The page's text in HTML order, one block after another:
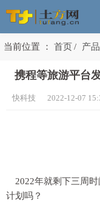
当前位置 ： 首页/ 产
携程等旅游平台
快科技 2022-12-07
2022年就剩下三周
计划吗？